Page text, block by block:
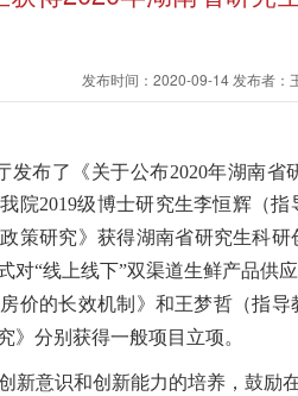
发布时间：2020-09-14 发布者：
发布了《关于公布2020年湖南省
院2019级博士研究生李恒辉（指
策研究》获得湖南省研究生科研
对“线上线下”双渠道生鲜产品供
价的长效机制》 和王梦哲（指导
》 分别获得一般项目立项。
新意识和创新能力的培养，鼓励